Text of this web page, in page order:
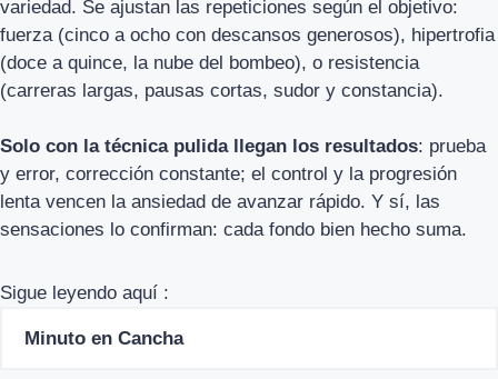
variedad. Se ajustan las repeticiones según el objetivo:
fuerza (cinco a ocho con descansos generosos), hipertrofia
(doce a quince, la nube del bombeo), o resistencia
(carreras largas, pausas cortas, sudor y constancia).
Solo con la técnica pulida llegan los resultados: prueba
y error, corrección constante; el control y la progresión
lenta vencen la ansiedad de avanzar rápido. Y sí, las
sensaciones lo confirman: cada fondo bien hecho suma.
Sigue leyendo aquí :
Minuto en Cancha